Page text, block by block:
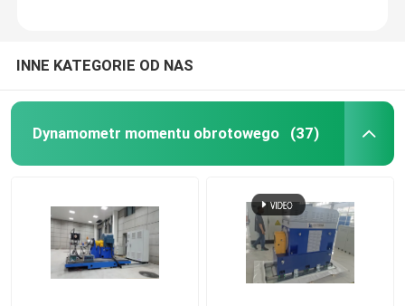
INNE KATEGORIE OD NAS
Dynamometr momentu obrotowego (37)